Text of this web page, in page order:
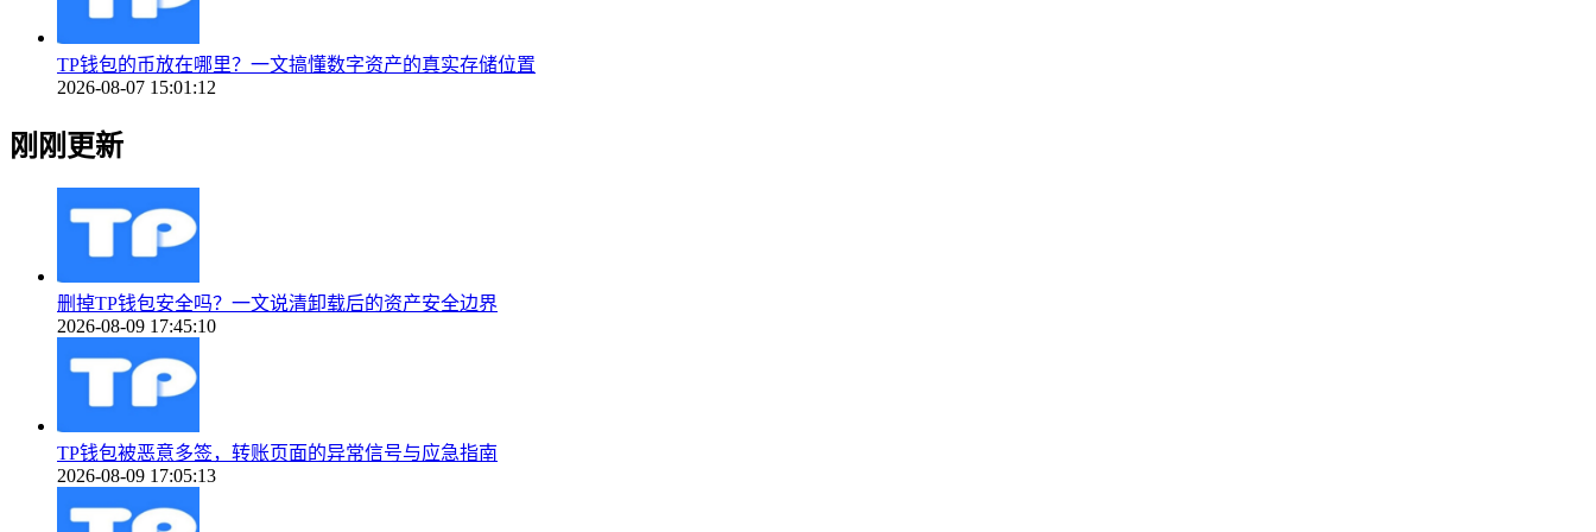
TP钱包的币放在哪里？一文搞懂数字资产的真实存储位置
2026-08-07 15:01:12
刚刚更新
删掉TP钱包安全吗？一文说清卸载后的资产安全边界
2026-08-09 17:45:10
TP钱包被恶意多签，转账页面的异常信号与应急指南
2026-08-09 17:05:13